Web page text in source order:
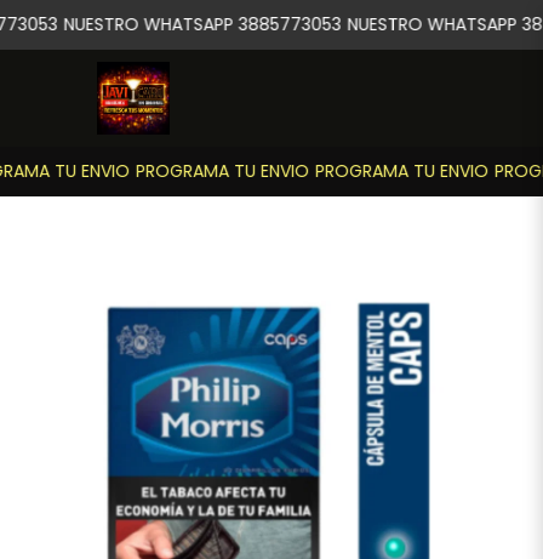
TU ENVIO PROGRAMA TU ENVIO PROGRAMA TU ENVIO
NUESTRO WHATSAPP 3885773053 NUESTRO WHATSAPP